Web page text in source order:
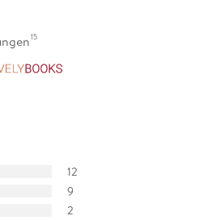
später zu einer großen
Neben der Science-Fiction hat
Themen geschrieben.
15
12
9
2